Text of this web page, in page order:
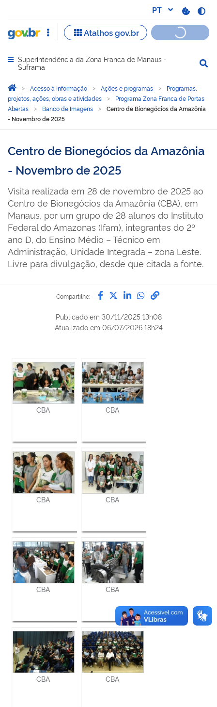
Abrir menu principal de navegação
Superintendência da Zona Franca de Manaus -
Suframa
Você está aqui:
Página Inicial
Acesso à Informação Ações e programas
Programas,
projetos, ações, obras e atividades
Programa Zona Franca de Portas
Abertas
Banco de Imagens
Centro de Bionegócios da Amazônia
- Novembro de 2025
Centro de Bionegócios da Amazônia
- Novembro de 2025
Visita realizada em 28 de novembro de 2025 ao
Centro de Bionegócios da Amazônia (CBA), em
Manaus, por um grupo de 28 alunos do Instituto
Federal do Amazonas (Ifam), integrantes do 2º
ano D, do Ensino Médio – Técnico em
Administração, Unidade Integrada – zona Leste.
Livre para divulgação, desde que citada a fonte.
Compartilhe: Compartilhe por Facebook
Compartilhe por Twitter
Compartilhe por
Compartilhe
link para
Publicado em 30/11/2025 13h08
Atualizado em 06/07/2026 18h24
CBA CBA
CBA CBA
CBA CBA
CBA CBA